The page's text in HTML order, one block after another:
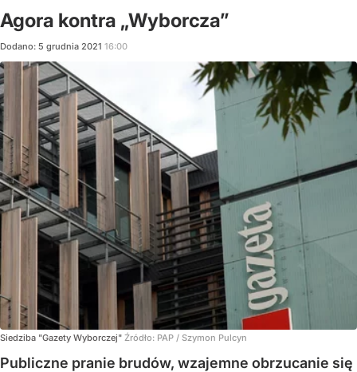
Agora kontra „Wyborcza”
Dodano: 5 grudnia 2021 16:00
Siedziba "Gazety Wyborczej" Źródło: PAP / Szymon Pulcyn
Publiczne pranie brudów, wzajemne obrzucanie się